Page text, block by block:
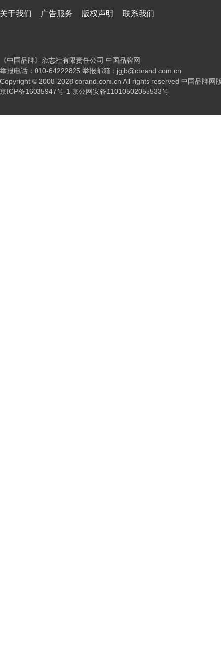
关于我们 广告服务 版权声明 联系我们
《中国品牌》杂志社有限责任公司 中国品牌网
举报电话：010-64222825 举报邮箱：jgjb@cbrand.com.cn
Copyright © 2008-2028 cbrand.com.cn All rights reserved 中国品牌网
京ICP备16035947号-1 京公网安备11010502055533号